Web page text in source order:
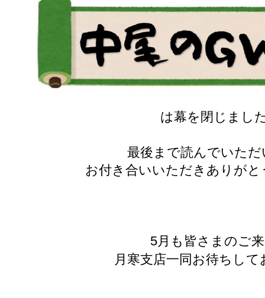
は幕を閉じまし
最後まで読んでいただ
お付き合いいただきありが
5月も皆さまのご
月寒支店一同お待ちして